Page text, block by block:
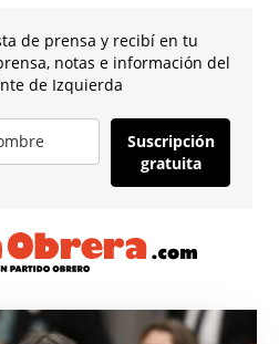
de prensa y recibí en tu
notas e información del
de Izquierda
Suscripción
gratuita